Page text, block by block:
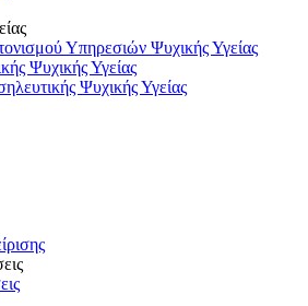
Υπηρεσιών Ψυχικής Υγείας
Ψυχικής Υγείας
Ψυχικής Υγείας